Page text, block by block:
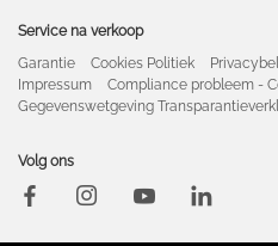
Service na verkoop
Garantie
Cookies Politiek
Impressum
Compliance probleem -
Gegevenswetgeving
Volg ons